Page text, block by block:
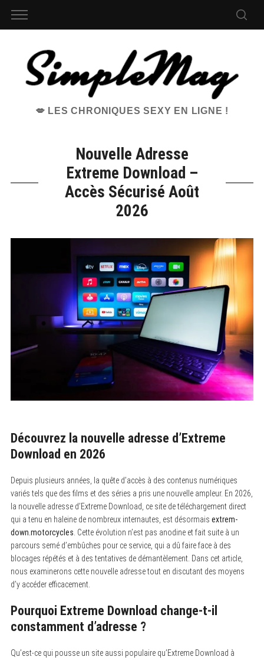
💋 LES CHRONIQUES SEXY EN LIGNE !
Nouvelle Adresse
Extreme Download –
Accès Sécurisé Août
2026
Découvrez la nouvelle adresse d’Extreme
Download en 2026
Depuis plusieurs années, la quête d’accès à des contenus numériques
variés tels que des films et des séries a pris une nouvelle ampleur. En 2026,
la nouvelle adresse d’Extreme Download, ce site de téléchargement direct
qui a tenu en haleine de nombreux internautes, est désormais extrem-
down.motorcycles . Cette évolution n’est pas anodine et fait suite à un
parcours semé d’embûches pour ce service, qui a dû faire face à des
blocages répétés et à des tentatives de démantèlement. Dans cet article,
nous examinerons cette nouvelle adresse tout en discutant des moyens
d’y accéder efficacement.
Pourquoi Extreme Download change-t-il
constamment d’adresse ?
Qu’est-ce qui pousse un site aussi populaire qu’Extreme Download à